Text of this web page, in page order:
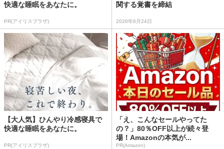
快適な睡眠をあなたに。
PR(アイリスプラザ)
関する覚書を締結
2026年6月24日
【大人気】ひんやり冷感寝具で
快適な睡眠をあなたに。
PR(アイリスプラザ)
「え、こんなセールやってた
の？」80％OFF以上が続々登
場！Amazonの本気が...
PR(Amazon)